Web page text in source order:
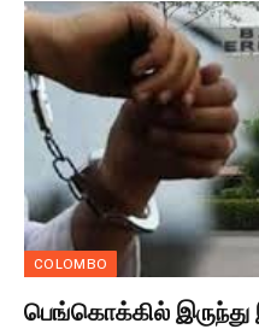
COLOMBO
பெங்கொக்கில்